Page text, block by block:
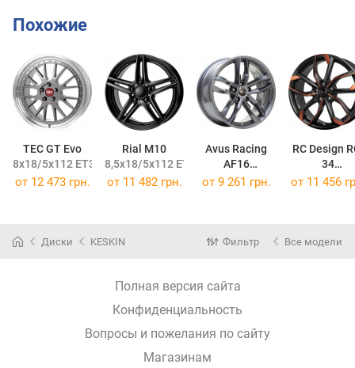
Похожие
TEC GT Evo
8x18/5x112 ET35 DIA72,5
Rial M10
8,5x18/5x112 ET34 DIA66,6
Avus Racing
AF16
8x18/5x112 ET25 DIA66,6
RC Design
34
8x18/5x112
от 12 473 грн. от 11 482 грн. от 9 261 грн. от 11 456
Диски KESKIN Фильтр Все модели
Полная версия сайта
Конфиденциальность
Вопросы и пожелания по сайту
Магазинам